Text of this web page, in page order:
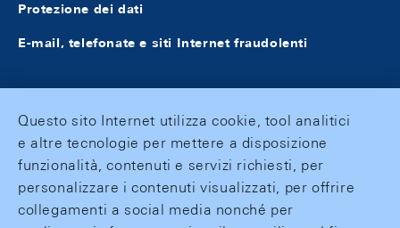
Protezione dei dati
E-mail, telefonate e siti Internet fraudolenti
Questo sito Internet utilizza cookie, tool analitici
e altre tecnologie per mettere a disposizione
funzionalità, contenuti e servizi richiesti, per
personalizzare i contenuti visualizzati, per offrire
collegamenti a social media nonché per